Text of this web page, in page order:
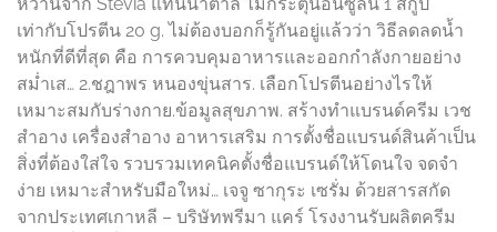
เท่ากับโปรตีน 20 g. ไม่ต้องบอกก็รู้กันอยู่แล้วว่า วิธีลดลดน้ำ
หนักที่ดีที่สุด คือ การควบคุมอาหารและออกกำลังกายอย่าง
สม่ำเส… 2.ชฎาพร หนองขุ่นสาร. เลือกโปรตีนอย่างไรให้
เหมาะสมกับร่างกาย.ข้อมูลสุขภาพ. สร้างทำแบรนด์ครีม เวช
สำอาง เครื่องสำอาง อาหารเสริม การตั้งชื่อแบรนด์สินค้าเป็น
สิ่งที่ต้องใส่ใจ รวบรวมเทคนิคตั้งชื่อแบรนด์ให้โดนใจ จดจำ
ง่าย เหมาะสำหรับมือใหม่… เจจู ซากุระ เซรั่ม ด้วยสารสกัด
จากประเทศเกาหลี – บริษัทพรีมา แคร์ โรงงานรับผลิตครีม